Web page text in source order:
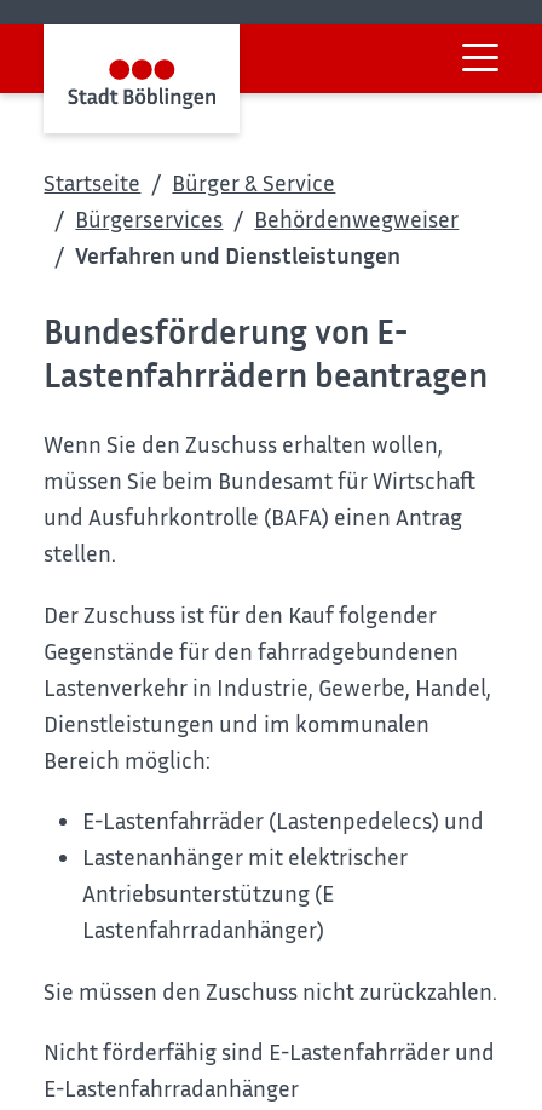
Startseite
Bürger & Service
Bürgerservices
Behördenwegweiser
Verfahren und Dienstleistungen
Bundesförderung von E-
Lastenfahrrädern beantragen
Wenn Sie den Zuschuss erhalten wollen,
müssen Sie beim Bundesamt für Wirtschaft
und Ausfuhrkontrolle (BAFA) einen Antrag
stellen.
Der Zuschuss ist für den Kauf folgender
Gegenstände für den fahrradgebundenen
Lastenverkehr in Industrie, Gewerbe, Handel,
Dienstleistungen und im kommunalen
Bereich möglich:
E-Lastenfahrräder (Lastenpedelecs) und
Lastenanhänger mit elektrischer
Antriebsunterstützung (E
Lastenfahrradanhänger)
Sie müssen den Zuschuss nicht zurückzahlen.
Nicht förderfähig sind E-Lastenfahrräder und
E-Lastenfahrradanhänger